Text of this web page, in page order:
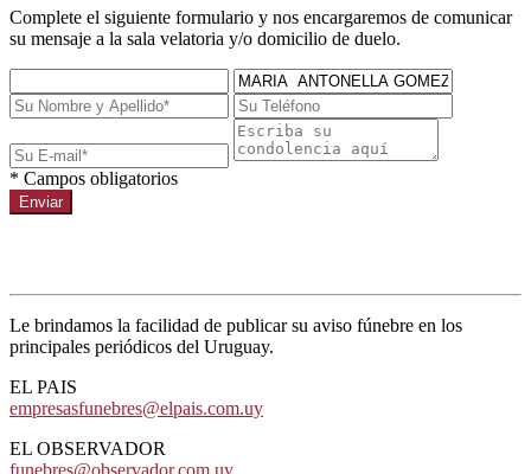
Complete el siguiente formulario y nos encargaremos de comunicar
su mensaje a la sala velatoria y/o domicilio de duelo.
* Campos obligatorios
Enviar
Le brindamos la facilidad de publicar su aviso fúnebre en los
principales periódicos del Uruguay.
EL PAIS
empresasfunebres@elpais.com.uy
EL OBSERVADOR
funebres@observador.com.uy